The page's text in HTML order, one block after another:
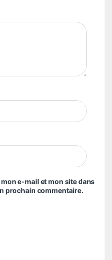
e-mail et mon site dans
prochain commentaire.